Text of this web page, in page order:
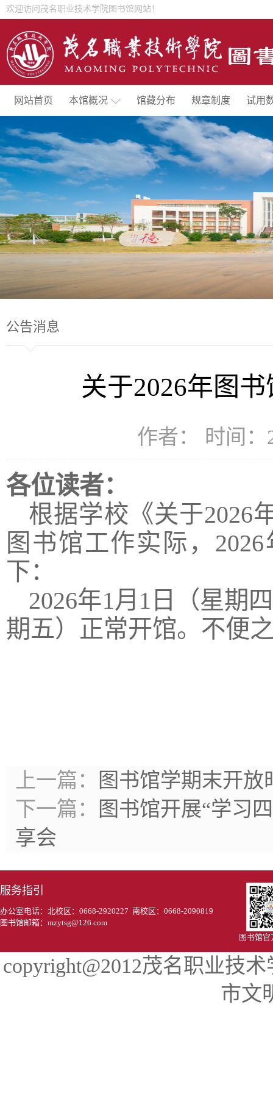
欢迎访问茂名职业技术学院图书馆网站！
网站首页 本馆概况 馆藏分布 规章制度 试用
公告消息
关于2026年图
作者： 时间：
各位读者：
根据学校《关于2026
图书馆工作实际，
下：
2026年1月1日（星期
期五）正常开馆。不便
上一篇：
图书馆学期末开
下一篇：
图书馆开展“学习
享会
服务指引
办公室电话：北校区：0668-2920227 南校区：0668-2090819
图书馆邮箱：mzytsg@126.com
图书馆
copyright@2012茂名职业技
市文